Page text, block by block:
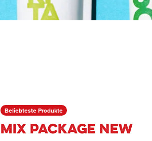
Beliebteste Produkte
Mix Package NEW